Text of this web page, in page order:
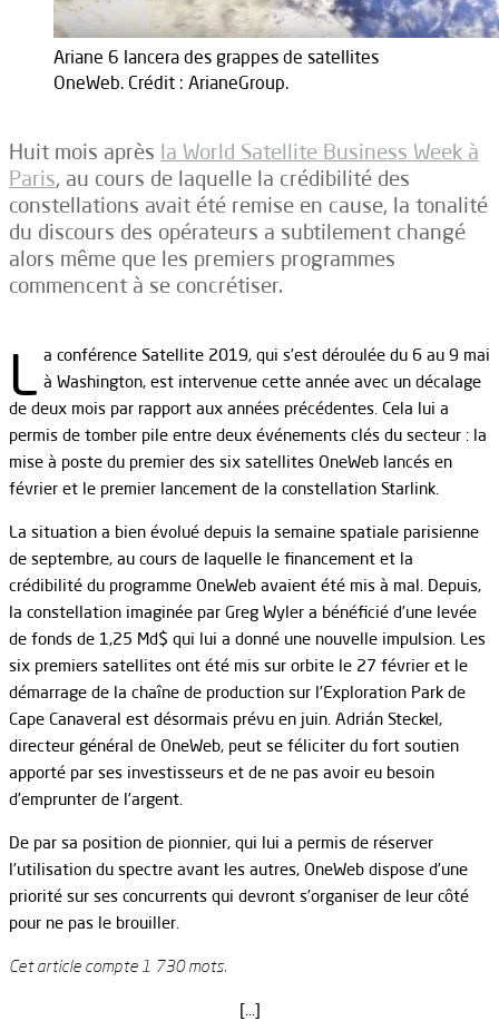
Ariane 6 lancera des grappes de satellites
OneWeb. Crédit : ArianeGroup.
Huit mois après la World Satellite Business Week à
Paris, au cours de laquelle la crédibilité des
constellations avait été remise en cause, la tonalité
du discours des opérateurs a subtilement changé
alors même que les premiers programmes
commencent à se concrétiser.
L a conférence Satellite 2019, qui s’est déroulée du 6 au 9 mai
à Washington, est intervenue cette année avec un décalage
de deux mois par rapport aux années précédentes. Cela lui a
permis de tomber pile entre deux événements clés du secteur : la
mise à poste du premier des six satellites OneWeb lancés en
février et le premier lancement de la constellation Starlink.
La situation a bien évolué depuis la semaine spatiale parisienne
de septembre, au cours de laquelle le financement et la
crédibilité du programme OneWeb avaient été mis à mal. Depuis,
la constellation imaginée par Greg Wyler a bénéficié d’une levée
de fonds de 1,25 Md$ qui lui a donné une nouvelle impulsion. Les
six premiers satellites ont été mis sur orbite le 27 février et le
démarrage de la chaîne de production sur l’Exploration Park de
Cape Canaveral est désormais prévu en juin. Adrián Steckel,
directeur général de OneWeb, peut se féliciter du fort soutien
apporté par ses investisseurs et de ne pas avoir eu besoin
d’emprunter de l’argent.
De par sa position de pionnier, qui lui a permis de réserver
l’utilisation du spectre avant les autres, OneWeb dispose d’une
priorité sur ses concurrents qui devront s’organiser de leur côté
pour ne pas le brouiller.
Cet article compte 1 730 mots.
[…]